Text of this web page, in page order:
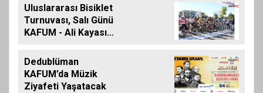
Uluslararası Bisiklet
Turnuvası, Salı Günü
KAFUM - Ali Kayası
Dedublüman
KAFUM’da Müzik
Ziyafeti Yaşatacak